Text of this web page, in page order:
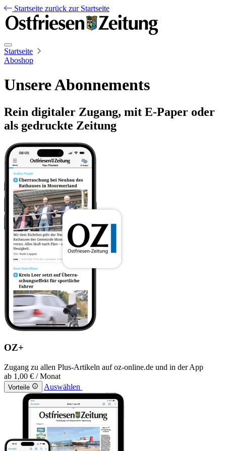
Startseite zurück zur Startseite
Startseite
Aboshop
Unsere Abonnements
Rein digitaler Zugang, mit E-Paper oder
als gedruckte Zeitung
OZ+
Zugang zu allen Plus-Artikeln auf oz-online.de und in der App
ab 1,00 € / Monat
Vorteile Auswählen